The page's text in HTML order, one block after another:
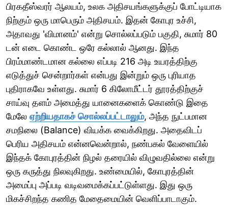
பிரகதீஸ்வரர் ஆலயம், உலக அதிசயங்களுக்குப் போட்டியாக
நிற்கும் ஒரு மாபெரும் அதிசயம். இதன் கோபுர உச்சி,
அதாவது 'விமானம்' என்று சொல்லப்படும் பகுதி, சுமார் 80
டன் எடை கொண்ட ஒரே கல்லால் ஆனது. இந்த
பிரம்மாண்டமான கல்லை எப்படி 216 அடி உயரத்திற்கு
எடுத்துச் சென்றார்கள் என்பது இன்றும் ஒரு புரியாத
புதிராகவே உள்ளது. சுமார் 6 கிலோமீட்டர் தூரத்திற்குச்
சாய்வு தளம் அமைத்து யானைகளைக் கொண்டு இதை
மேலே ஏற்றியதாகச் சொல்லப்பட்டாலும், அந்த நுட்பமான
சமநிலை (Balance) வியக்க வைக்கிறது. அதைவிடப்
பெரிய அதிசயம் என்னவென்றால், நண்பகல் வேளையில்
இந்தக் கோபுரத்தின் நிழல் தரையில் விழுவதில்லை என்று
ஒரு கருத்து நிலவுகிறது. உண்மையில், கோபுரத்தின்
அமைப்பு அப்படி வடிவமைக்கப்பட்டுள்ளது. இது ஒரு
மிகச்சிறந்த கணித மேதைமையின் வெளிப்பாடாகும்.